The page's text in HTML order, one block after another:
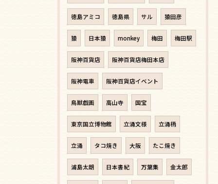
徳島アミコ 徳島県 サル 猿田彦
猿 日本猿 monkey 梅田 梅田駅
阪神百貨店 阪神百貨店梅田本店
阪神電車 阪神百貨店イベント
鳥獣戯画 高山寺 国宝
東京国立博物館 立涌文様 立涌柄
立涌 タコ焼き 大阪 たこ焼き
浦島太朗 日本書紀 万葉集 金太郎